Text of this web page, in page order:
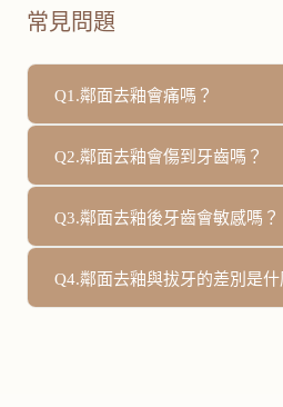
常見問題
Q1.鄰面去釉會痛嗎？
大多數情況下是無痛的，因為鄰
量的琺瑯質，不會觸及神經。
Q2.鄰面去釉會傷到牙齒嗎？
不會。一次鄰面去釉的修磨量約
齒的琺瑯質厚度約有2～3mm，不
Q3.鄰面去釉後牙齒會敏感嗎？
大多數人不會出現敏感症狀。僅
稍微敏感，通常在一週內會自然緩
Q4.鄰面去釉與拔牙的差別是什